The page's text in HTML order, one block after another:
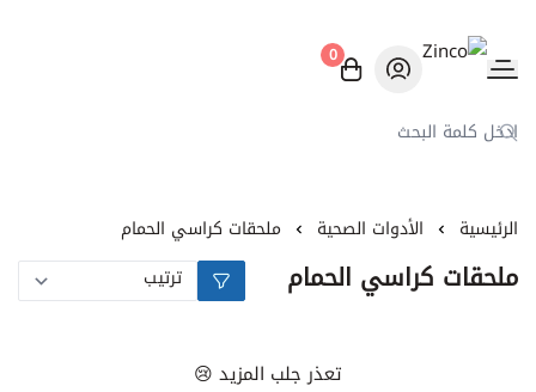
Zinco
0
الرئيسية الأدوات الصحية ملحقات كراسي الحمام
ملحقات كراسي الحمام
تعذر جلب المزيد 😢